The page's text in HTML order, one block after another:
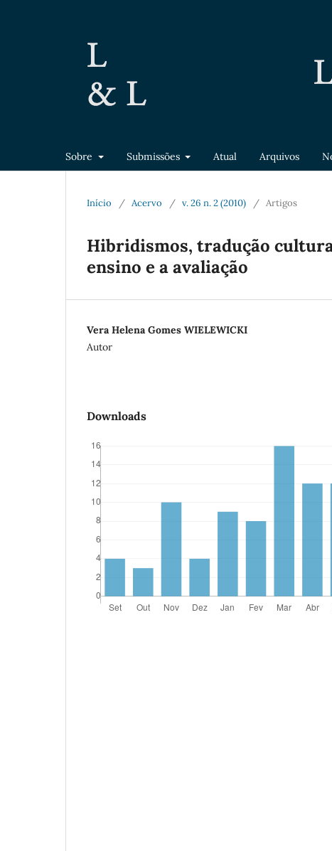
Sobre Submissões Atual Arquivos
Início / Acervo / v. 26 n. 2 (2010) / Artigos
Hibridismos, tradução
ensino e a avaliação
Vera Helena Gomes WIELEWICKI
Autor
Downloads